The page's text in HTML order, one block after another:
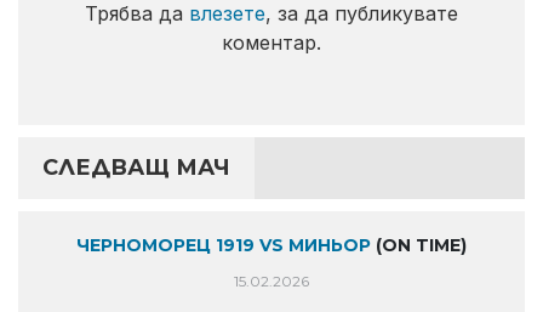
Трябва да влезете, за да публикувате
коментар.
СЛЕДВАЩ МАЧ
ЧЕРНОМОРЕЦ 1919 VS МИНЬОР (ON TIME)
15.02.2026